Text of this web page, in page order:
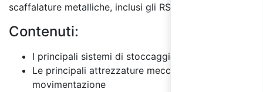
scaffalature metalliche, inclusi gli RSPP e ASPP.
Contenuti:
I principali sistemi di stoccaggio
Le principali attrezzature meccaniche di
movimentazione